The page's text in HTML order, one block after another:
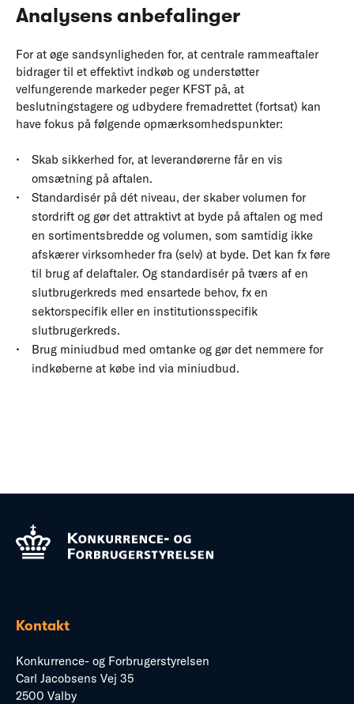
Analysens anbefalinger
For at øge sandsynligheden for, at centrale rammeaftaler
bidrager til et effektivt indkøb og understøtter
velfungerende markeder peger KFST på, at
beslutningstagere og udbydere fremadrettet (fortsat) kan
have fokus på følgende opmærksomhedspunkter:
Skab sikkerhed for, at leverandørerne får en vis
omsætning på aftalen.
Standardisér på dét niveau, der skaber volumen for
stordrift og gør det attraktivt at byde på aftalen og med
en sortimentsbredde og volumen, som samtidig ikke
afskærer virksomheder fra (selv) at byde. Det kan fx føre
til brug af delaftaler. Og standardisér på tværs af en
slutbrugerkreds med ensartede behov, fx en
sektorspecifik eller en institutionsspecifik
slutbrugerkreds.
Brug miniudbud med omtanke og gør det nemmere for
indkøberne at købe ind via miniudbud.
Kontakt
Konkurrence- og Forbrugerstyrelsen
Carl Jacobsens Vej 35
2500 Valby